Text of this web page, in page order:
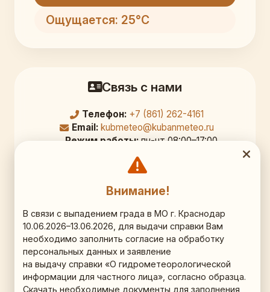
Ощущается: 25°C
Связь с нами
Телефон: +7 (861) 262-4161
Email: kubmeteo@kubanmeteo.ru
Режим работы:пн-чт 08:00–17:00,
перерыв 12:00–12:45; пт 08:00–16:00
Официальный адрес
350000, г. Краснодар,
ул. Рашпилевская д. 36, 9 этаж, кб. 903
Схема проезда (Яндекс.Карты)
Наши соц.сети
Внимание!
В связи с выпадением града в МО г. Краснодар
10.06.2026–13.06.2026, для выдачи справки Вам
необходимо заполнить согласие на обработку
персональных данных и заявление
на выдачу справки «О гидрометеорологической
информации для частного лица», согласно образца.
Скачать необходимые документы для заполнения